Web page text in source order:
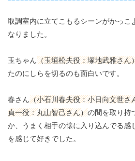
取調室内に立てこもるシーンがかっこ
なりました。
玉ちゃん（玉垣松夫役：塚地武雅さん
たのにしらを切るのも面白いです。
春さん（小石川春夫役：小日向文世さ
貞一役：丸山智己さん）の間を取り持
か、うまく相手の懐に入り込んでる感
を感じて好きでした。